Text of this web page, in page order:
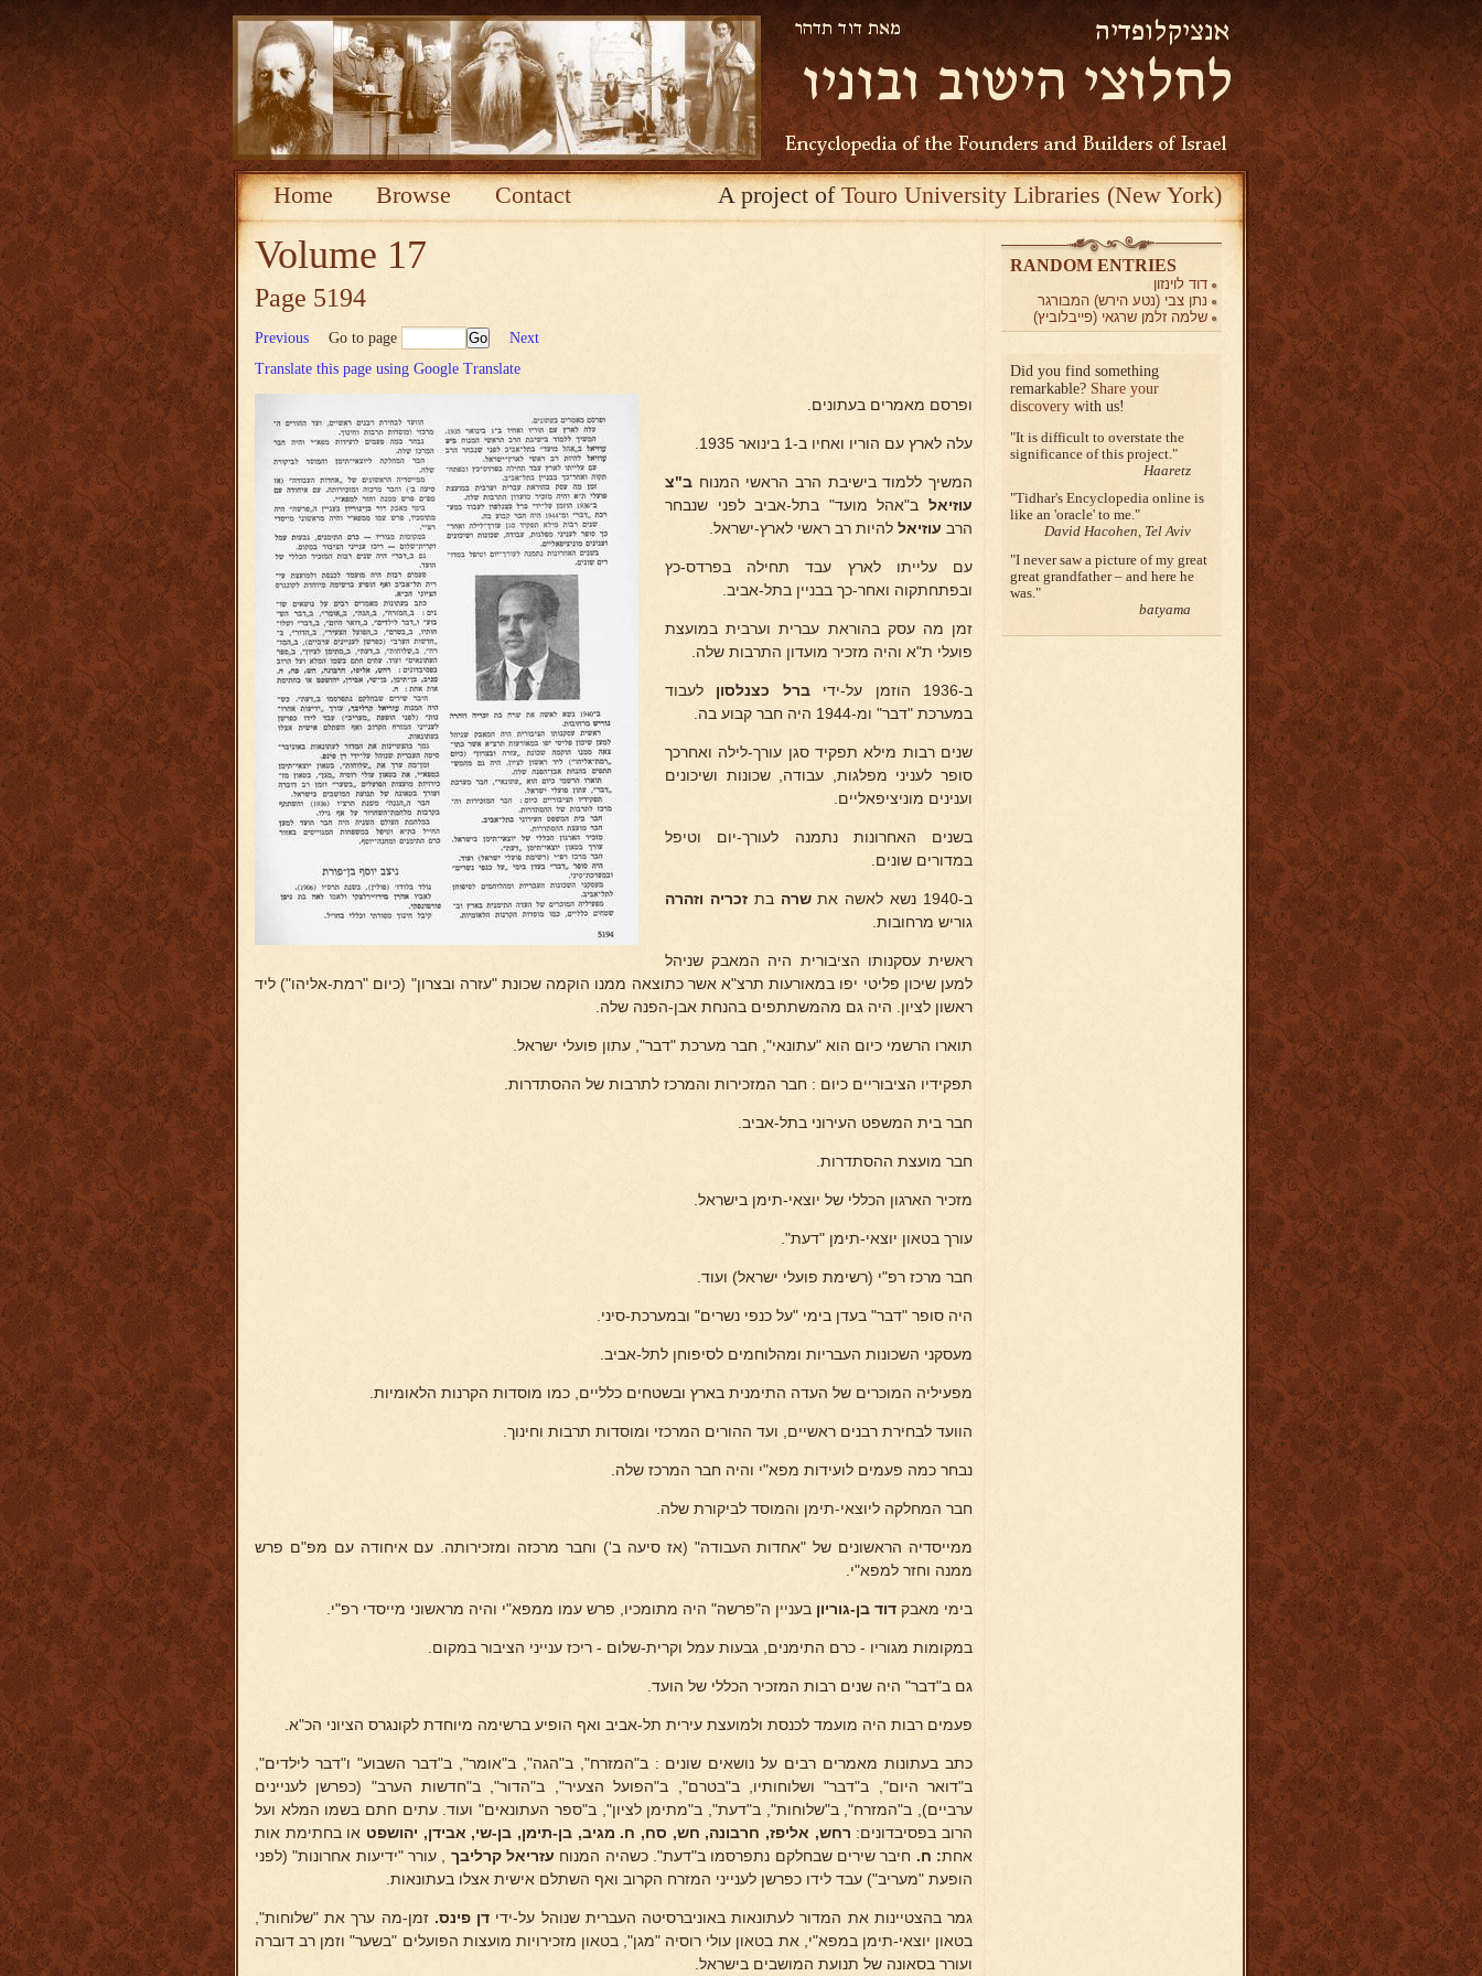
Home Browse Contact A project ofTouro University Libraries (New York)
Volume 17
Page 5194
Previous Go to page
Next
Translate this page using Google Translate
ופרסם מאמרים בעתונים.
עלה לארץ עם הוריו ואחיו ב-1 בינואר 1935.
המשיך ללמוד בישיבת הרב הראשי המנוח ב"צ
עוזיאל ב"אהל מועד" בתל-אביב לפני שנבחר
הרב עוזיאל להיות רב ראשי לארץ-ישראל.
עם עלייתו לארץ עבד תחילה בפרדס-כץ
ובפתחתקוה ואחר-כך בבניין בתל-אביב.
זמן מה עסק בהוראת עברית וערבית במועצת
פועלי ת"א והיה מזכיר מועדון התרבות שלה.
ב-1936 הוזמן על-ידי ברל כצנלסון לעבוד
במערכת "דבר" ומ-1944 היה חבר קבוע בה.
שנים רבות מילא תפקיד סגן עורך-לילה ואחרכך
סופר לעניני מפלגות, עבודה, שכונות ושיכונים
וענינים מוניציפאליים.
בשנים האחרונות נתמנה לעורך-יום וטיפל
במדורים שונים.
ב-1940 נשא לאשה את שרהבת זכריה וזהרה
גוריש מרחובות.
ראשית עסקנותו הציבורית היה המאבק שניהל
למען שיכון פליטי יפו במאורעות תרצ"א אשר כתוצאה ממנו הוקמה שכונת "עזרה ובצרון" (כיום "רמת-אליהו") ליד
ראשון לציון. היה גם מהמשתתפים בהנחת אבן-הפנה שלה.
תוארו הרשמי כיום הוא "עתונאי", חבר מערכת "דבר", עתון פועלי ישראל.
תפקידיו הציבוריים כיום : חבר המזכירות והמרכז לתרבות של ההסתדרות.
חבר בית המשפט העירוני בתל-אביב.
חבר מועצת ההסתדרות.
מזכיר הארגון הכללי של יוצאי-תימן בישראל.
עורך בטאון יוצאי-תימן "דעת".
חבר מרכז רפ"י (רשימת פועלי ישראל) ועוד.
היה סופר "דבר" בעדן בימי "על כנפי נשרים" ובמערכת-סיני.
מעסקני השכונות העבריות ומהלוחמים לסיפוחן לתל-אביב.
מפעיליה המוכרים של העדה התימנית בארץ ובשטחים כלליים, כמו מוסדות הקרנות הלאומיות.
הוועד לבחירת רבנים ראשיים, ועד ההורים המרכזי ומוסדות תרבות וחינוך.
נבחר כמה פעמים לועידות מפא"י והיה חבר המרכז שלה.
חבר המחלקה ליוצאי-תימן והמוסד לביקורת שלה.
ממייסדיה הראשונים של "אחדות העבודה" (אז סיעה ב') וחבר מרכזה ומזכירותה. עם איחודה עם מפ"ם פרש
ממנה וחזר למפא"י.
בימי מאבק דוד בן-גוריון בעניין ה"פרשה" היה מתומכיו, פרש עמו ממפא"י והיה מראשוני מייסדי רפ"י.
במקומות מגוריו - כרם התימנים, גבעות עמל וקרית-שלום - ריכז ענייני הציבור במקום.
גם ב"דבר" היה שנים רבות המזכיר הכללי של הועד.
פעמים רבות היה מועמד לכנסת ולמועצת עירית תל-אביב ואף הופיע ברשימה מיוחדת לקונגרס הציוני הכ"א.
כתב בעתונות מאמרים רבים על נושאים שונים : ב"המזרח", ב"הגה", ב"אומר", ב"דבר השבוע" ו"דבר לילדים",
ב"דואר היום", ב"דבר" ושלוחותיו, ב"בטרם", ב"הפועל הצעיר", ב"הדור", ב"חדשות הערב" (כפרשן לעניינים
ערביים), ב"המזרח", ב"שלוחות", ב"דעת", ב"מתימן לציון", ב"ספר העתונאים" ועוד. עתים חתם בשמו המלא ועל
הרוב בפסיבדונים: רחש, אליפז, חרבונה, חש, סח, ח. מגיב, בן-תימן, בן-שי, אבידן, יהושפט או בחתימת אות
אחת: ח. חיבר שירים שבחלקם נתפרסמו ב"דעת". כשהיה המנוח עזריאל קרליבך , עורר "ידיעות אחרונות" (לפני
הופעת "מעריב") עבד לידו כפרשן לענייני המזרח הקרוב ואף השתלם אישית אצלו בעתונאות.
גמר בהצטיינות את המדור לעתונאות באוניברסיטה העברית שנוהל על-ידי דן פינס. זמן-מה ערך את "שלוחות",
בטאון יוצאי-תימן במפא"י, את בטאון עולי רוסיה "מגן", בטאון מזכירויות מועצות הפועלים "בשער" וזמן רב דוברה
ועורר בסאונה של תנועת המושבים בישראל.
RANDOM ENTRIES
דוד לוינזון
נתן צבי (נטע הירש) המבורגר
שלמה זלמן שרגאי (פייבלוביץ)
Did you find something
remarkable? Share your
discovery with us!
It is difficult to overstate the
significance of this project.
Haaretz
Tidhar's Encyclopedia online is
like an 'oracle' to me.
David Hacohen, Tel Aviv
I never saw a picture of my great
great grandfather – and here he
was.
batyama